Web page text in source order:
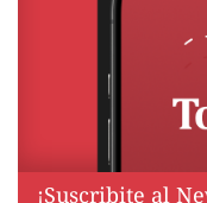
¡Suscribite al